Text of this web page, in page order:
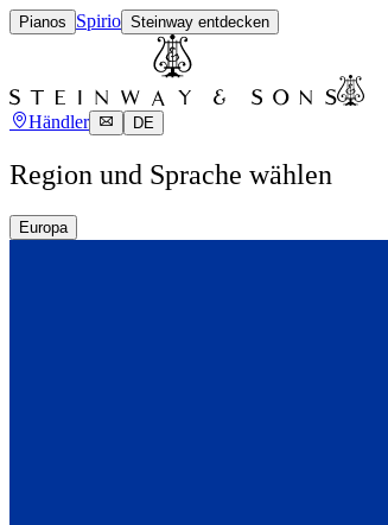
Pianos Spirio Steinway entdecken
Händler DE
Region und Sprache wählen
Europa